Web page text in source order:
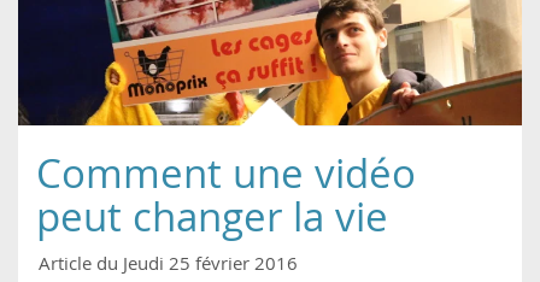
Comment une vidéo
peut changer la vie
Article du Jeudi 25 février 2016